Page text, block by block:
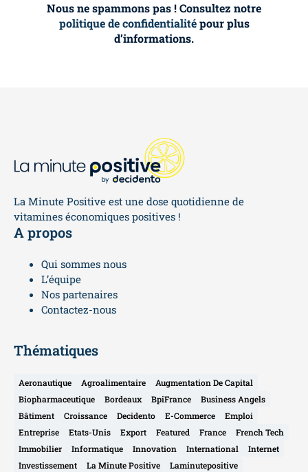
Nous ne spammons pas ! Consultez notre
politique de confidentialitépour plus
d’informations.
La Minute Positive est une dose quotidienne de
vitamines économiques positives !
A propos
Qui sommes nous
L’équipe
Nos partenaires
Contactez-nous
Thématiques
Aeronautique Agroalimentaire
Augmentation De Capital
Biopharmaceutique
Bordeaux BpiFrance
Business Angels
Bâtiment
Croissance Decidento E-Commerce
Emploi
Entreprise
Etats-Unis Export Featured France
French Tech
Immobilier
Informatique Innovation International
Internet
Investissement
La Minute Positive
Laminutepositive